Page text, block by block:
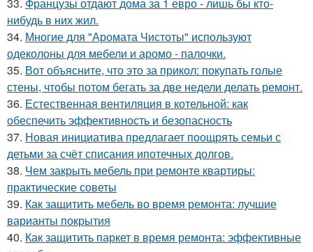
33. Французы отдают дома за 1 евро - лишь бы кто-
нибудь в них жил.
34. Многие для "Аромата Чистоты" используют
одеколоны для мебели и аромо - палочки.
35. Вот объясните, что это за прикол: покупать голые
стены, чтобы потом бегать за две недели делать ремонт.
36. Естественная вентиляция в котельной: как
обеспечить эффективность и безопасность
37. Новая инициатива предлагает поощрять семьи с
детьми за счёт списания ипотечных долгов.
38. Чем закрыть мебель при ремонте квартиры:
практические советы
39. Как защитить мебель во время ремонта: лучшие
варианты покрытия
40. Как защитить паркет в время ремонта: эффективные